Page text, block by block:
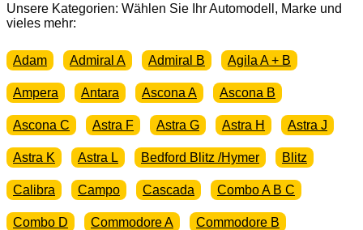
Unsere Kategorien: Wählen Sie Ihr Automodell, Marke und
vieles mehr:
Adam Admiral A Admiral B Agila A + B
Ampera Antara Ascona A Ascona B
Ascona C Astra F Astra G Astra H Astra J
Astra K Astra L Bedford Blitz /Hymer Blitz
Calibra Campo Cascada Combo A B C
Combo D Commodore A Commodore B